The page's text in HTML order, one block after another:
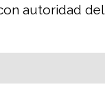
autoridad